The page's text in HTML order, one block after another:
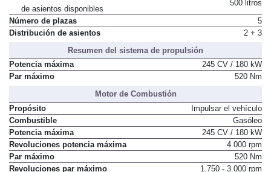
Volumen mínimo con dos filas
de asientos disponibles
Número de plazas
5
Resumen del sistema de propulsión
Potencia máxima
245 CV / 180 kW
Motor de Combustión
Propósito
Impulsar el vehículo
Combustible
Gasóleo
Potencia máxima
245 CV / 180 kW
Revoluciones potencia máxima
4.000 rpm
Par máximo
520 Nm